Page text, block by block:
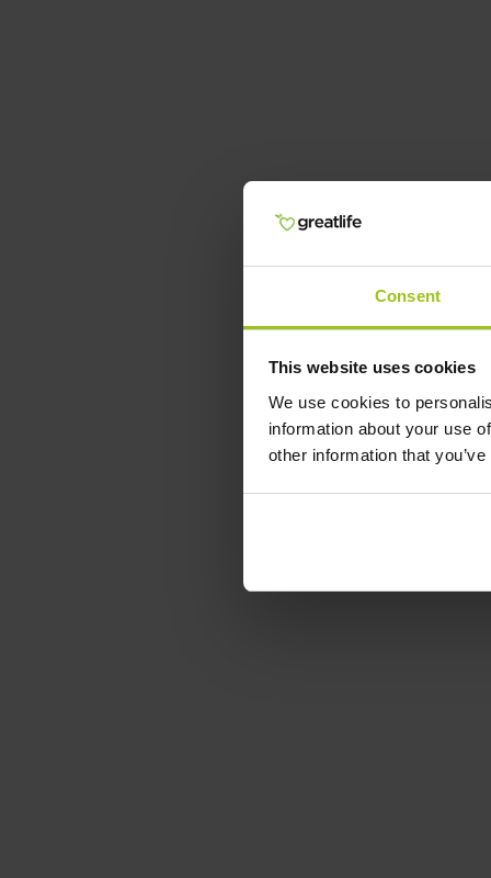
Consent
This website uses cookies
We use cookies to
information about your use
other information that